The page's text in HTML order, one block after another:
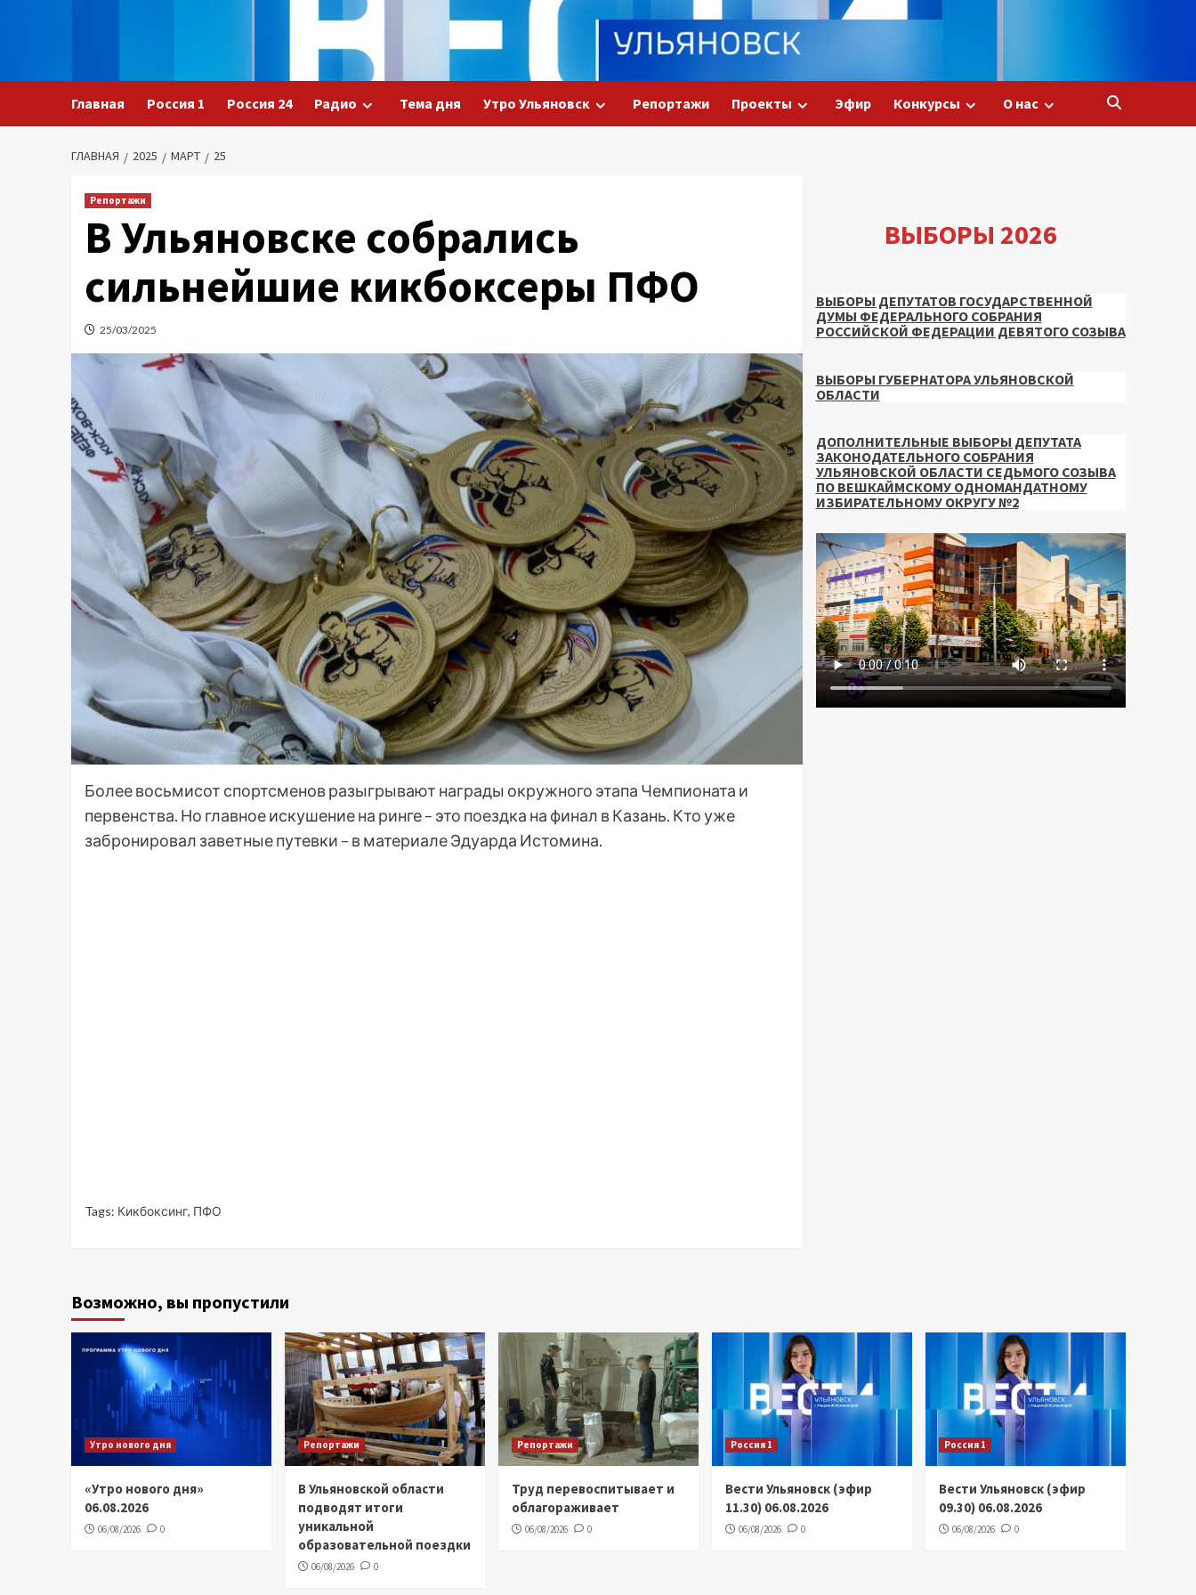
Главная Россия 1 Россия 24 Радио Тема дня Утро Ульяновск Репортажи Проекты Эфир Конкурсы О нас
ГЛАВНАЯ 2025 МАРТ 25
Репортажи
В Ульяновске собрались
сильнейшие кикбоксеры ПФО
25/03/2025
Более восьмисот спортсменов разыгрывают награды окружного этапа Чемпионата и
первенства. Но главное искушение на ринге – это поездка на финал в Казань. Кто уже
забронировал заветные путевки – в материале Эдуарда Истомина.
Tags: Кикбоксинг, ПФО
ВЫБОРЫ 2026
ВЫБОРЫ ДЕПУТАТОВ ГОСУДАРСТВЕННОЙ
ДУМЫ ФЕДЕРАЛЬНОГО СОБРАНИЯ
РОССИЙСКОЙ ФЕДЕРАЦИИ ДЕВЯТОГО СОЗЫВА
ВЫБОРЫ ГУБЕРНАТОРА УЛЬЯНОВСКОЙ
ОБЛАСТИ
ДОПОЛНИТЕЛЬНЫЕ ВЫБОРЫ ДЕПУТАТА
ЗАКОНОДАТЕЛЬНОГО СОБРАНИЯ
УЛЬЯНОВСКОЙ ОБЛАСТИ СЕДЬМОГО СОЗЫВА
ПО ВЕШКАЙМСКОМУ ОДНОМАНДАТНОМУ
ИЗБИРАТЕЛЬНОМУ ОКРУГУ №2
Возможно, вы пропустили
Утро нового дня
«Утро нового дня»
06.08.2026
06/08/2026 0
Репортажи
В Ульяновской области
подводят итоги
уникальной
образовательной поездки
06/08/2026 0
Репортажи
Труд перевоспитывает и
облагораживает
06/08/2026 0
Россия 1
Вести Ульяновск (эфир
11.30) 06.08.2026
06/08/2026 0
Россия 1
Вести Ульяновск (эфир
09.30) 06.08.2026
06/08/2026 0